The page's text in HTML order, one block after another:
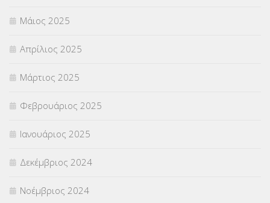
Μάιος 2025
Απρίλιος 2025
Μάρτιος 2025
Φεβρουάριος 2025
Ιανουάριος 2025
Δεκέμβριος 2024
Νοέμβριος 2024